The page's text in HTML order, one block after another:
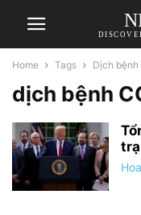
Home Tags Dịch bệnh
dịch bệnh